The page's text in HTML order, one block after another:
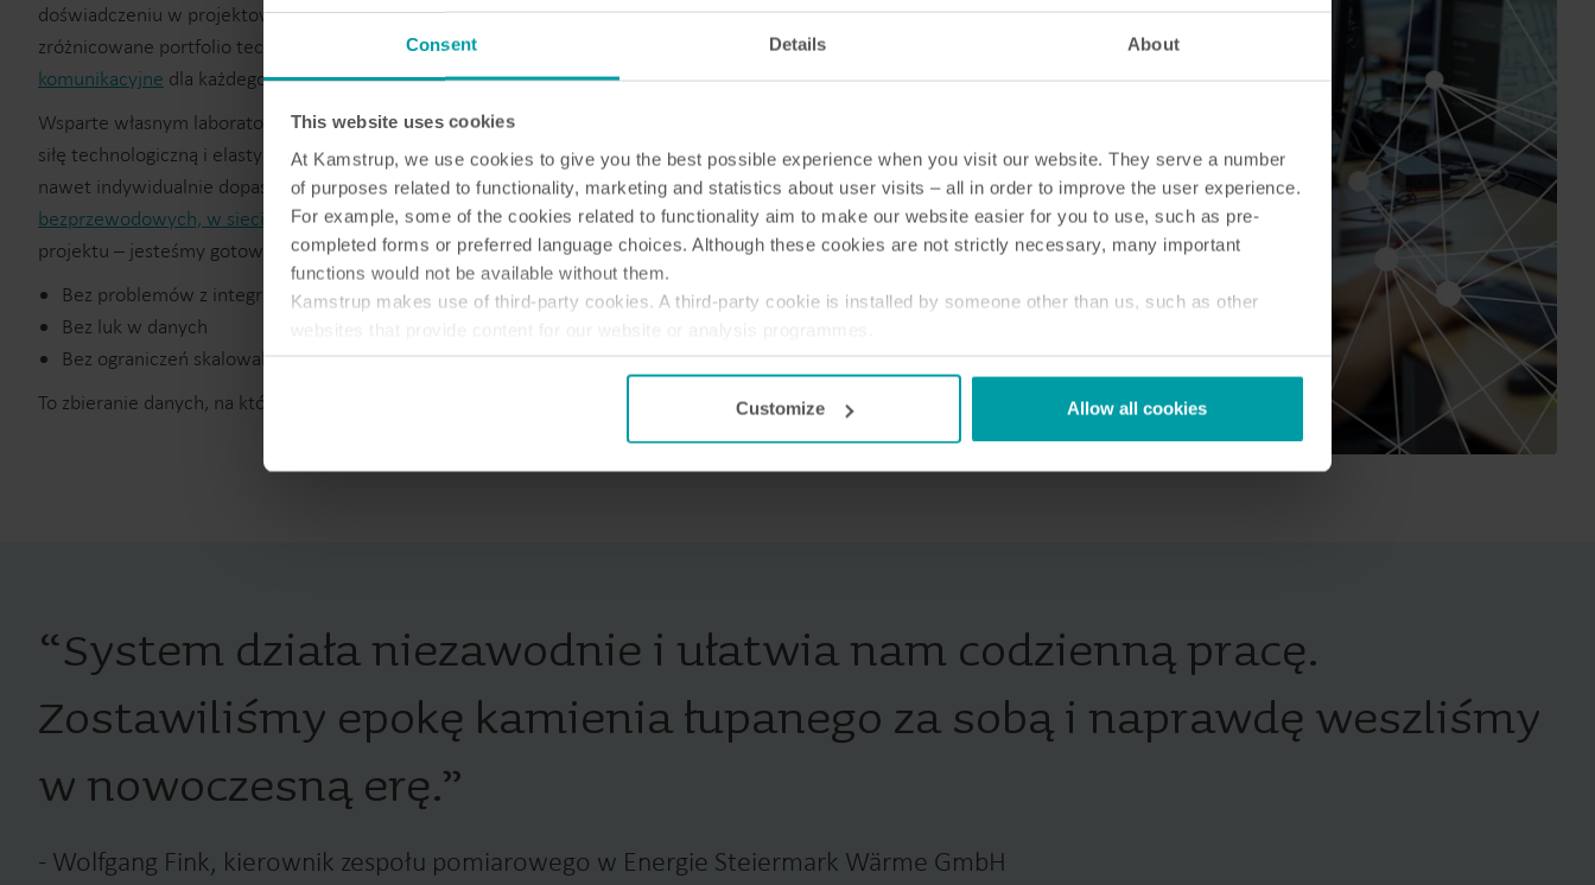
Consent Details About
This website uses cookies
At Kamstrup, we use cookies to give you the best possible experience when you visit our website. They serve a number
of purposes related to functionality, marketing and statistics about user visits – all in order to improve the user experience.
For example, some of the cookies related to functionality aim to make our website easier for you to use, such as pre-
completed forms or preferred language choices. Although these cookies are not strictly necessary, many important
functions would not be available without them.
Kamstrup makes use of third-party cookies. A third-party cookie is installed by someone other than us, such as other
websites that provide content for our website or analysis programmes.
You can at any time change or withdraw your consent from the Cookie Declarationhere.
Customize Allow all cookies
doświadczeniu w projektowaniu, budowie i eksploatacji sieci zbierania danych, nasze
zróżnicowane portfolio technologiczne oferuje najlepiej dopasowane
komunikacyjne dla każdego zastosowania.
Wsparte własnym laboratorium radiowym oraz zapleczem produkcyjnym, daje nam to
siłę technologiczną i elastyczność potrzebną do dostarczania zoptymalizowanych, a
nawet indywidualnie dopasowanych rozwiązań – zarównoprzewodowych, jak i
bezprzewodowych, w sieciach stacjonarnych. Niezależnie od poziomu złożoności
projektu – jesteśmy gotowi.
Bez problemów z integracją
Bez luk w danych
Bez ograniczeń skalowalności
To zbieranie danych, na którym możesz polegać.
“System działa niezawodnie i ułatwia nam codzienną pracę.
Zostawiliśmy epokę kamienia łupanego za sobą i naprawdę weszliśmy
w nowoczesną erę.”
- Wolfgang Fink, kierownik zespołu pomiarowego w Energie Steiermark Wärme GmbH